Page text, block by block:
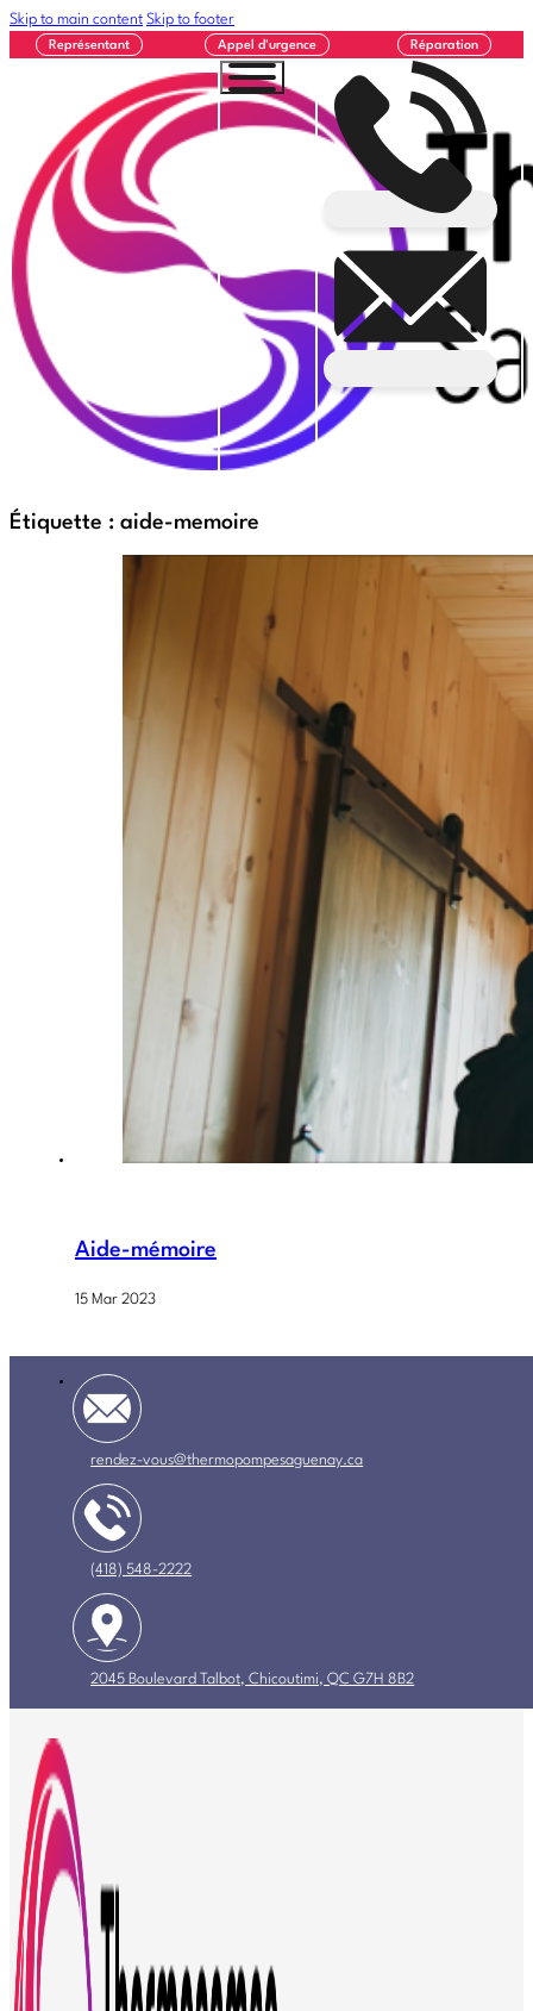
Skip to main content Skip to footer
Représentant Appel d'urgence Réparation
Étiquette : aide-memoire
Aide-mémoire
15 Mar 2023
rendez-vous@thermopompesaguenay.ca
(418) 548-2222
2045 Boulevard Talbot, Chicoutimi, QC G7H 8B2